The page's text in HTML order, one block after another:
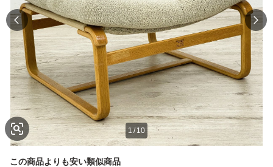
1 / 10
この商品よりも安い類似商品